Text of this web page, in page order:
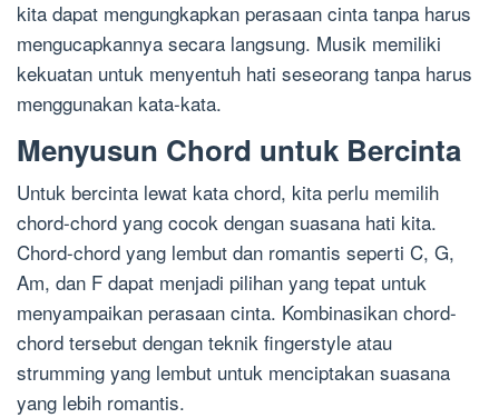
kita dapat mengungkapkan perasaan cinta tanpa harus
mengucapkannya secara langsung. Musik memiliki
kekuatan untuk menyentuh hati seseorang tanpa harus
menggunakan kata-kata.
Menyusun Chord untuk Bercinta
Untuk bercinta lewat kata chord, kita perlu memilih
chord-chord yang cocok dengan suasana hati kita.
Chord-chord yang lembut dan romantis seperti C, G,
Am, dan F dapat menjadi pilihan yang tepat untuk
menyampaikan perasaan cinta. Kombinasikan chord-
chord tersebut dengan teknik fingerstyle atau
strumming yang lembut untuk menciptakan suasana
yang lebih romantis.